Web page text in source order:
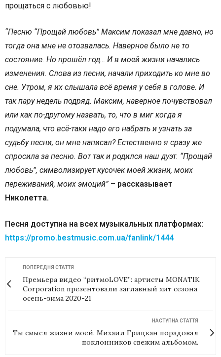
прощаться с любовью!
“Песню “Прощай любовь” Максим показал мне давно, но
тогда она мне не отозвалась. Наверное было не то
состояние. Но прошёл год… И в моей жизни начались
изменения. Слова из песни, начали приходить ко мне во
сне. Утром, я их слышала всё время у себя в голове. И
так пару недель подряд. Максим, наверное почувствовал
или как по-другому назвать, то, что в миг когда я
подумала, что всё-таки надо его набрать и узнать за
судьбу песни, он мне написал? Естественно я сразу же
спросила за песню. Вот так и родился наш дуэт. “Прощай
любовь”, символизирует кусочек моей жизни, моих
переживаний, моих эмоций” – рассказывает
Николетта.
Песня доступна на всех музыкальных платформах:
https://promo.bestmusic.com.ua/fanlink/1444
ПОПЕРЕДНЯ СТАТТЯ
Премьера видео “ритмоLOVE”: артисты MONATIK
Corporation презентовали заглавный хит сезона
осень-зима 2020-21
НАСТУПНА СТАТТЯ
Ты смысл жизни моей. Михаил Грицкан порадовал
поклонников свежим альбомом.